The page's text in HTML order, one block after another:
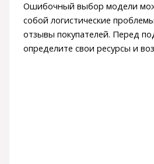
Ошибочный выбор модели
собой логистические
отзывы покупателей. Перед
определите свои ресурсы и